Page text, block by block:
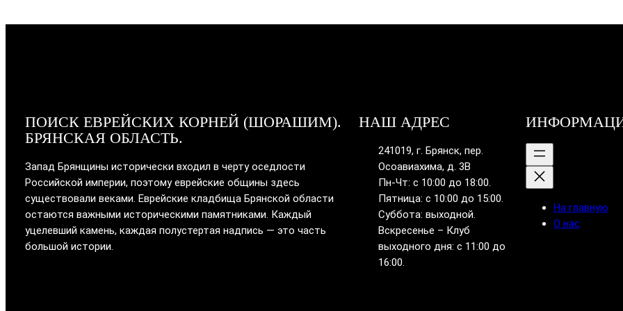
ПОИСК ЕВРЕЙСКИХ КОРНЕЙ (ШОРАШИМ).
БРЯНСКАЯ ОБЛАСТЬ.
Запад Брянщины исторически входил в черту оседлости
Российской империи, поэтому еврейские общины здесь
существовали веками. Еврейские кладбища Брянской области
остаются важными историческими памятниками. Каждый
уцелевший камень, каждая полустертая надпись — это часть
большой истории.
НАШ АДРЕС
241019, г. Брянск, пер.
Осоавиахима, д. 3В
Пн-Чт: с 10:00 до 18:00.
Пятница: с 10:00 до 15:00.
Суббота: выходной.
Вскресенье – Клуб
выходного дня: с 11:00 до
16:00.
На главную
О нас